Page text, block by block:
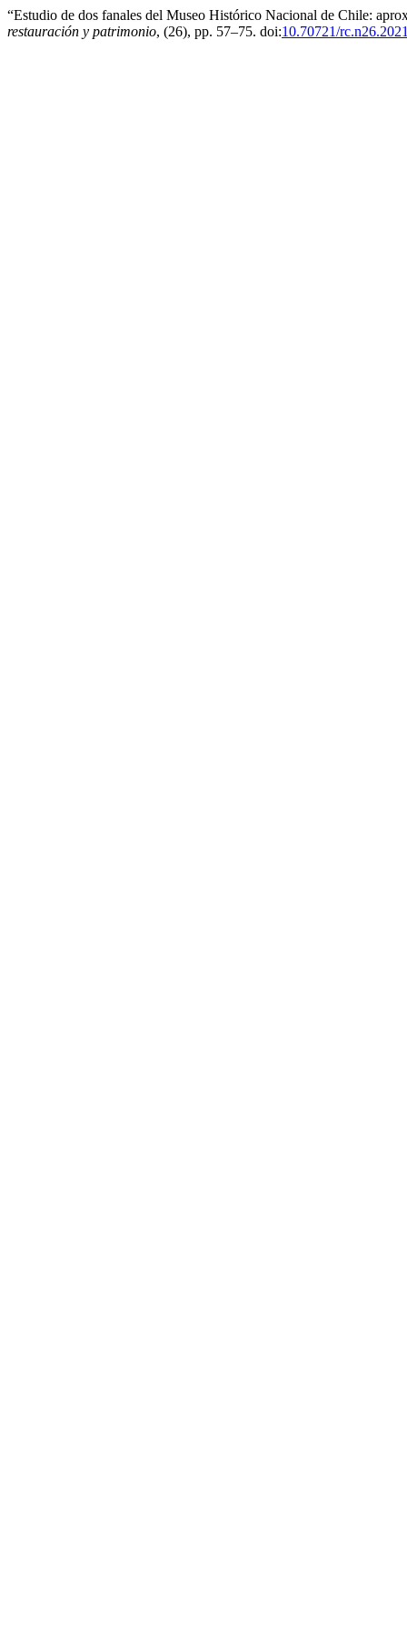
“Estudio de dos fanales del Museo Histórico Nacional de Chile:
restauración y patrimonio, (26), pp. 57–75. doi:10.70721/